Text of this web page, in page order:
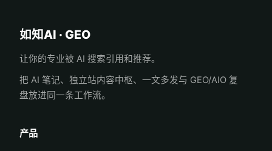
如知AI · GEO
让你的专业被 AI 搜索引用和推荐。
把 AI 笔记、独立站内容中枢、一文多发与 GEO/AIO 复
盘放进同一条工作流。
产品